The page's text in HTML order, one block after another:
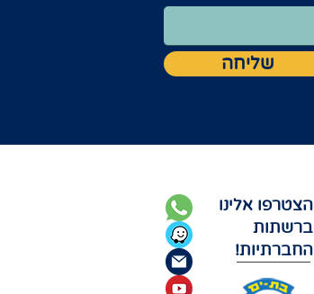
שליחה
הצטרפו אלינו
ברשתות
החברתיות!